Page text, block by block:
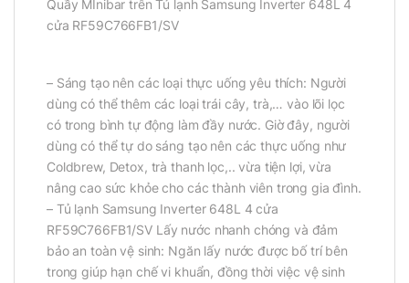
Quầy MInibar trên Tủ lạnh Samsung Inverter 648L 4
cửa RF59C766FB1/SV
– Sáng tạo nên các loại thực uống yêu thích: Người
dùng có thể thêm các loại trái cây, trà,… vào lõi lọc
có trong bình tự động làm đầy nước. Giờ đây, người
dùng có thể tự do sáng tạo nên các thực uống như
Coldbrew, Detox, trà thanh lọc,.. vừa tiện lợi, vừa
nâng cao sức khỏe cho các thành viên trong gia đình.
– Tủ lạnh Samsung Inverter 648L 4 cửa
RF59C766FB1/SV Lấy nước nhanh chóng và đảm
bảo an toàn vệ sinh: Ngăn lấy nước được bố trí bên
trong giúp hạn chế vi khuẩn, đồng thời việc vệ sinh